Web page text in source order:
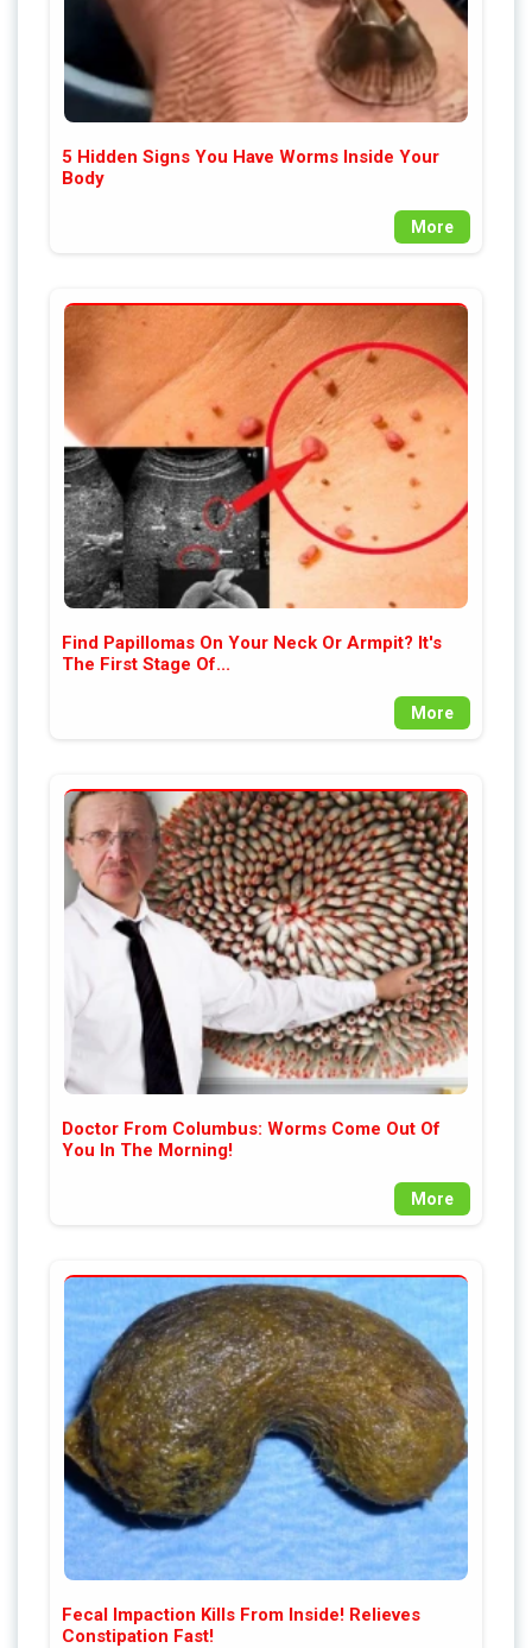
5 Hidden Signs You Have Worms Inside Your
Body
More
Find Papillomas On Your Neck Or Armpit? It's
The First Stage Of...
More
Doctor From Columbus: Worms Come Out Of
You In The Morning!
More
Fecal Impaction Kills From Inside! Relieves
Constipation Fast!